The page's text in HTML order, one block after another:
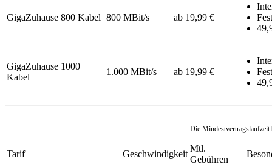
GigaZuhause 800 Kabel 800 MBit/s ab 19,99 €
GigaZuhause 1000
Kabel
1.000 MBit/s ab 19,99 €
Die
Tarif Geschwindigkeit
Mtl.
Gebühren